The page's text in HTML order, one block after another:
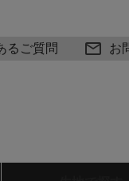
るご質問 お